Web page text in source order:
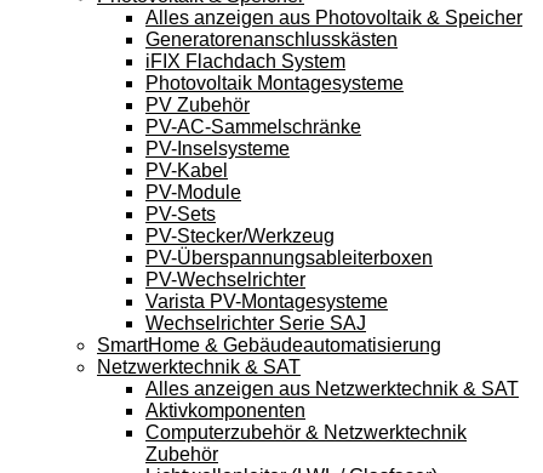
Alles anzeigen aus Photovoltaik & Speicher
Generatorenanschlusskästen
iFIX Flachdach System
Photovoltaik Montagesysteme
PV Zubehör
PV-AC-Sammelschränke
PV-Inselsysteme
PV-Kabel
PV-Module
PV-Sets
PV-Stecker/Werkzeug
PV-Überspannungsableiterboxen
PV-Wechselrichter
Varista PV-Montagesysteme
Wechselrichter Serie SAJ
SmartHome & Gebäudeautomatisierung
Netzwerktechnik & SAT
Alles anzeigen aus Netzwerktechnik & SAT
Aktivkomponenten
Computerzubehör & Netzwerktechnik
Zubehör